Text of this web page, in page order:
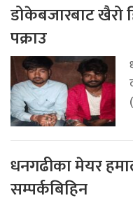
डोकेबजारबाट खैरो
पक्राउ
धनगढीका मेयर
सम्पर्कबिहिन